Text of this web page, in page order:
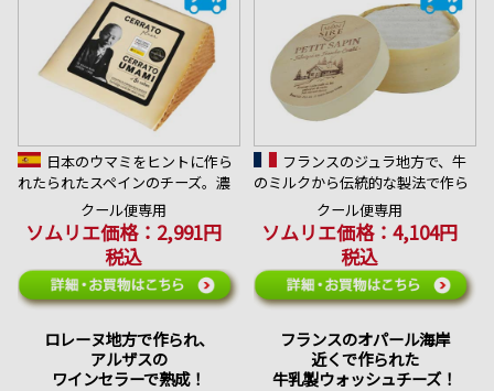
日本のウマミをヒントに作ら
れたられたスペインのチーズ。濃
厚なウマミがありながらも、優し
いミルクの味わいで、長い余韻を
楽しめ、多くの方に楽しんで頂け
るチーズ。
＊アレルゲン：乳、卵
合うワイン：スペインのテンプラ
リーニョ。熟成白ワイン。
クール便専用
ソムリエ価格：2,991円
税込
フランスのジュラ地方で、牛
のミルクから伝統的な製法で作ら
れたチーズ。同郷の大人気チーズ
のモンドールにも良く似ています
が、こちらは季節を選ばず１年中
楽しめます。
＊アレルゲン：乳
合うワイン：フルーティーなロ
ゼ・スパークリング
クール便専用
ソムリエ価格：4,104円
税込
ロレーヌ地方で作られ、
アルザスの
ワインセラーで熟成！
フランスのオパール海岸
近くで作られた
牛乳製ウォッシュチーズ！